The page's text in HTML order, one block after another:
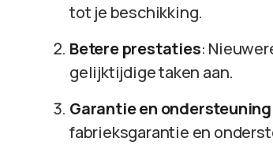
tot je beschikking.
Betere prestaties:
gelijktijdige taken aan.
Garantie en ondersteuning
fabrieksgarantie en